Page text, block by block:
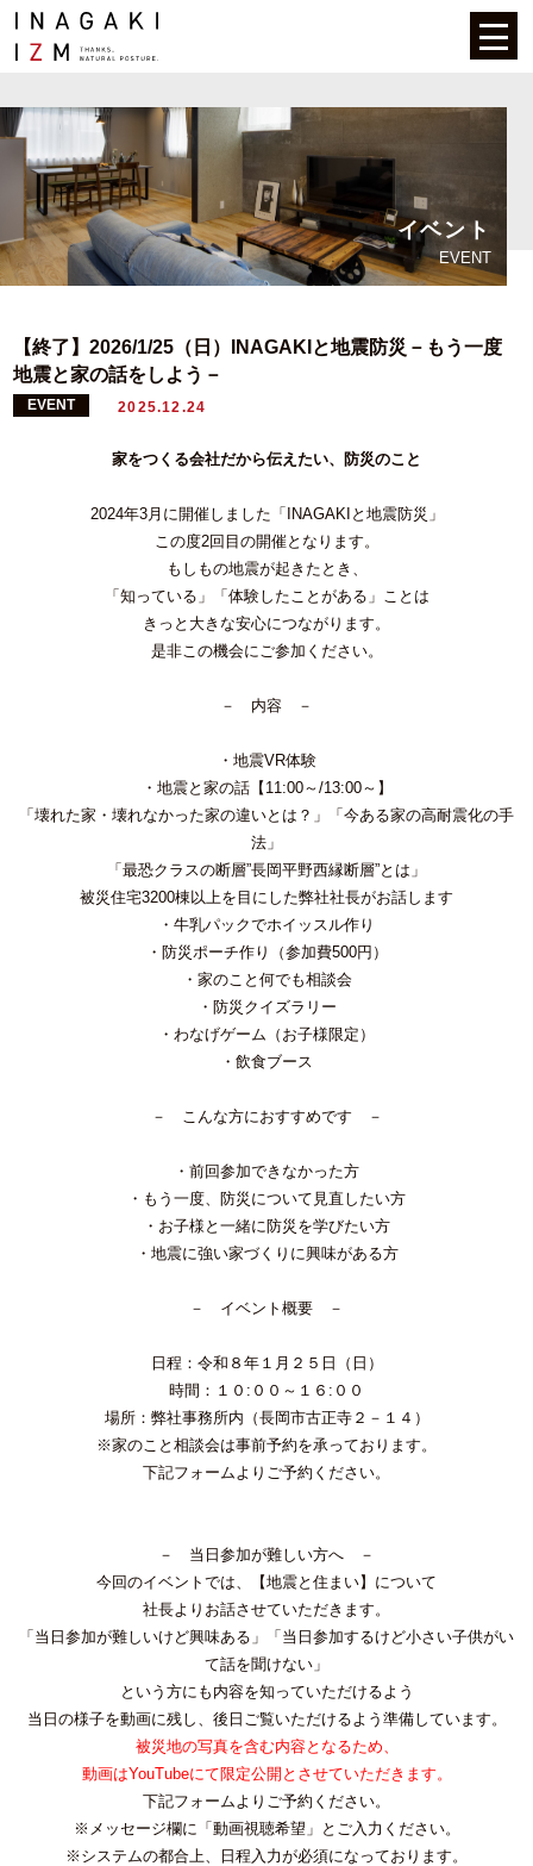
イベント
EVENT
【終了】2026/1/25（日）INAGAKIと地震防災－もう一度
地震と家の話をしよう－
EVENT 2025.12.24
家をつくる会社だから伝えたい、防災のこと
2024年3月に開催しました「INAGAKIと地震防災」
この度2回目の開催となります。
もしもの地震が起きたとき、
「知っている」「体験したことがある」ことは
きっと大きな安心につながります。
是非この機会にご参加ください。
－ 内容 －
・地震VR体験
・地震と家の話【11:00～/13:00～】
「壊れた家・壊れなかった家の違いとは？」「今ある家の高耐震化の手
法」
「最恐クラスの断層”長岡平野西縁断層”とは」
被災住宅3200棟以上を目にした弊社社長がお話します
・牛乳パックでホイッスル作り
・防災ポーチ作り（参加費500円）
・家のこと何でも相談会
・防災クイズラリー
・わなげゲーム（お子様限定）
・飲食ブース
－ こんな方におすすめです －
・前回参加できなかった方
・もう一度、防災について見直したい方
・お子様と一緒に防災を学びたい方
・地震に強い家づくりに興味がある方
－ イベント概要 －
日程：令和８年１月２５日（日）
時間：１０:００～１６:００
場所：弊社事務所内（長岡市古正寺２－１４）
※家のこと相談会は事前予約を承っております。
下記フォームよりご予約ください。
－ 当日参加が難しい方へ －
今回のイベントでは、【地震と住まい】について
社長よりお話させていただきます。
「当日参加が難しいけど興味ある」「当日参加するけど小さい子供がい
て話を聞けない」
という方にも内容を知っていただけるよう
当日の様子を動画に残し、後日ご覧いただけるよう準備しています。
被災地の写真を含む内容となるため、
動画はYouTubeにて限定公開とさせていただきます。
下記フォームよりご予約ください。
※メッセージ欄に「動画視聴希望」とご入力ください。
※システムの都合上、日程入力が必須になっております。